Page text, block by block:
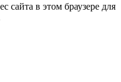
сайта в этом браузере для